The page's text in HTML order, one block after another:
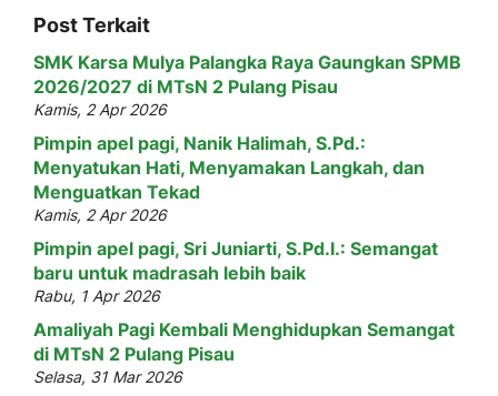
Post Terkait
SMK Karsa Mulya Palangka Raya Gaungkan SPMB
2026/2027 di MTsN 2 Pulang Pisau
Kamis, 2 Apr 2026
Pimpin apel pagi, Nanik Halimah, S.Pd.:
Menyatukan Hati, Menyamakan Langkah, dan
Menguatkan Tekad
Kamis, 2 Apr 2026
Pimpin apel pagi, Sri Juniarti, S.Pd.I.: Semangat
baru untuk madrasah lebih baik
Rabu, 1 Apr 2026
Amaliyah Pagi Kembali Menghidupkan Semangat
di MTsN 2 Pulang Pisau
Selasa, 31 Mar 2026